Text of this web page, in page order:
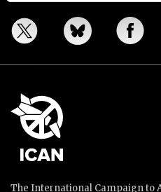
The International Campaign to